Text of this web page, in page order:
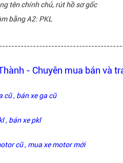
tênchính chủ, rút hồ sơ gốc
bằng A2: PKL
- Chuyên mua bán và
cũ , bán xe ga cũ
, bán xe pkl
cũ , mua xe motor mới